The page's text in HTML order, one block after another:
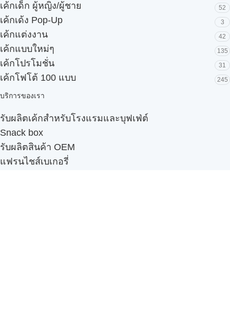
เค้กเด็ก ผู้หญิง/ผู้ชาย 52
เค้กเด้ง Pop-Up 3
เค้กแต่งงาน 42
เค้กแบบใหม่ๆ 135
เค้กโปรโมชั่น 31
เค้กโฟโต้ 100 แบบ 245
บริการของเรา
รับผลิตเค้กสำหรับโรงแรมและบุฟเฟ่ต์
Snack box
รับผลิตสินค้า OEM
แฟรนไชส์เบเกอรี่